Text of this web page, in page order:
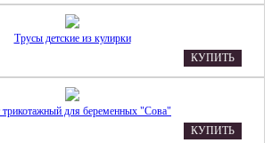
Трусы детские из кулирки
КУПИТЬ
трикотажный для беременных "Сова"
КУПИТЬ